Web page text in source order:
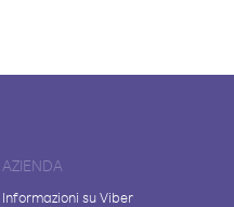
AZIENDA
Informazioni su Viber